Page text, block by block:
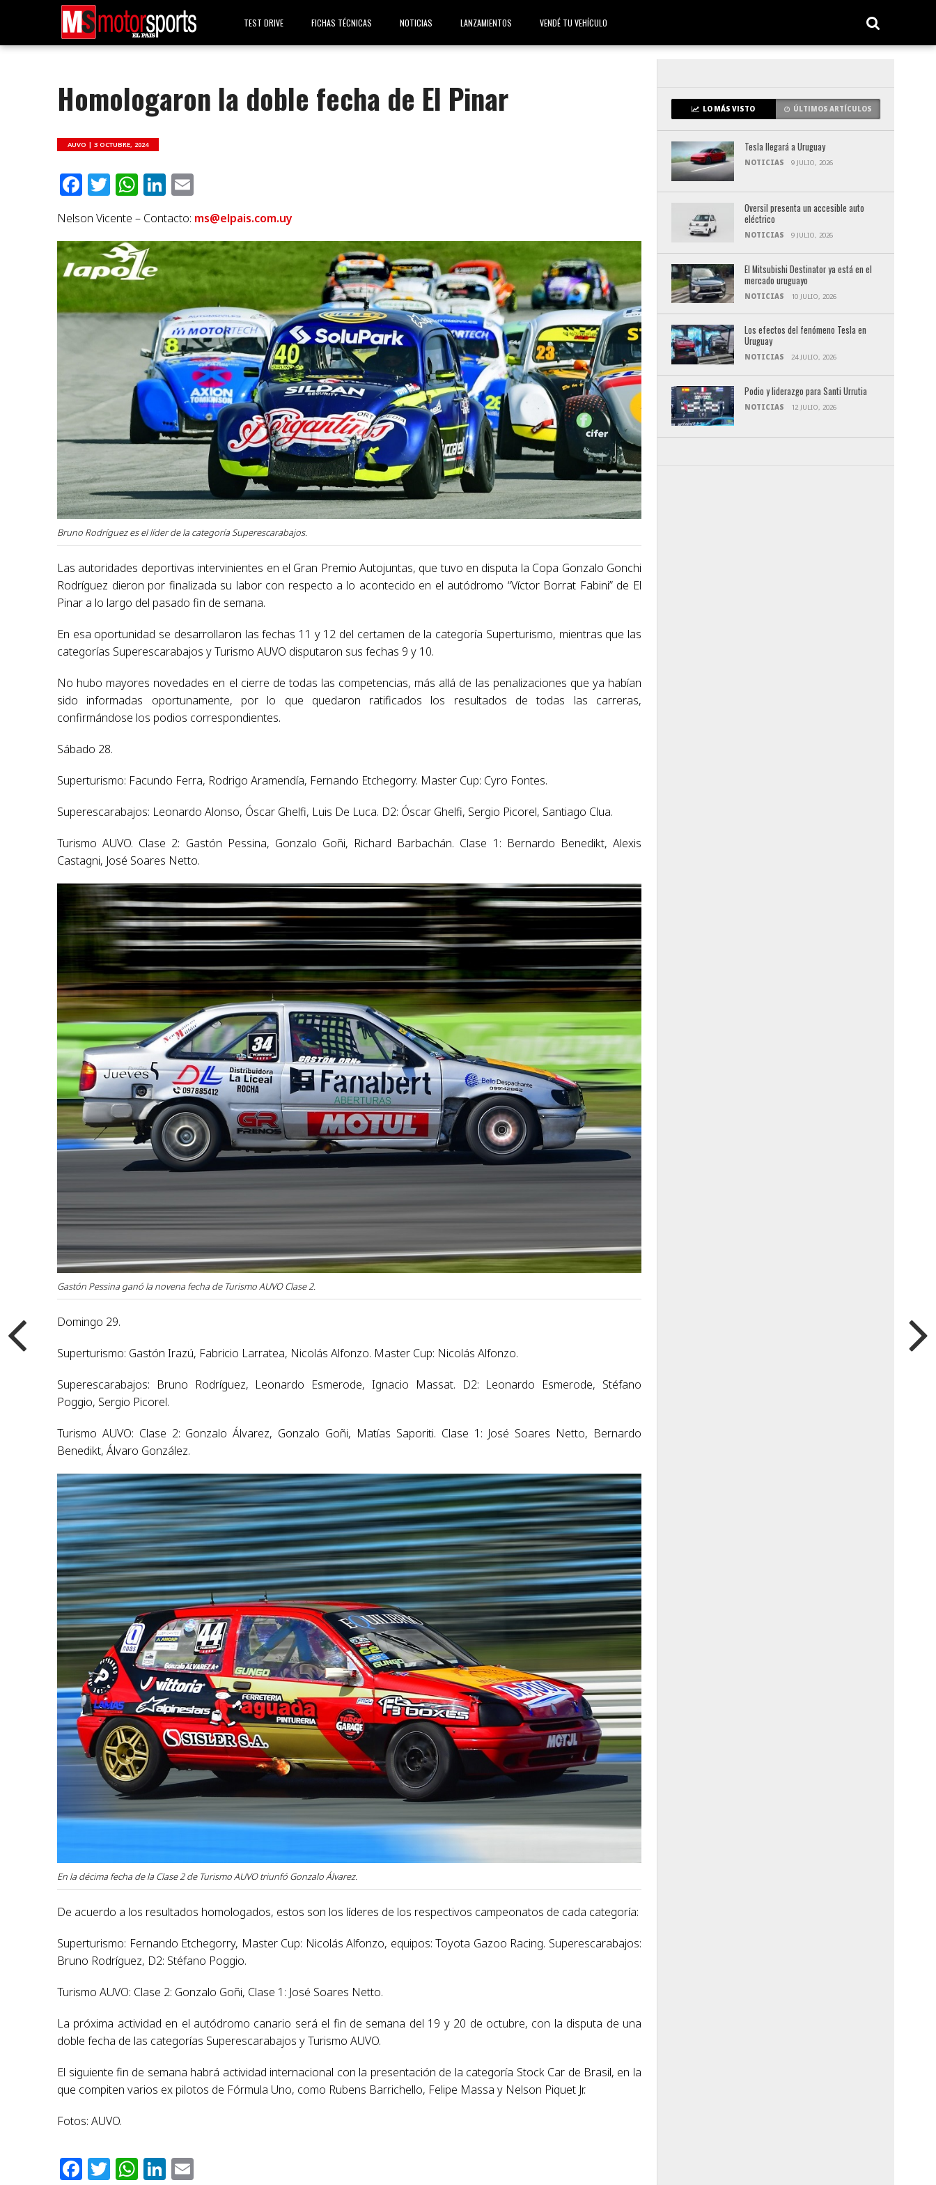
TEST DRIVE FICHAS TÉCNICAS NOTICIAS LANZAMIENTOS VENDÉ TU VEHÍCULO
Homologaron la doble fecha de El Pinar
AUVO |3 OCTUBRE, 2024
Facebook
Twitter
WhatsApp
LinkedIn
Nelson Vicente – Contacto: ms@elpais.com.uy
Bruno Rodríguez es el líder de la categoría Superescarabajos.
Las autoridades deportivas intervinientes en el Gran Premio Autojuntas, que tuvo en disputa la Copa Gonzalo Gonchi
Rodríguez dieron por finalizada su labor con respecto a lo acontecido en el autódromo “Víctor Borrat Fabini” de El
Pinar a lo largo del pasado fin de semana.
En esa oportunidad se desarrollaron las fechas 11 y 12 del certamen de la categoría Superturismo, mientras que las
categorías Superescarabajos y Turismo AUVO disputaron sus fechas 9 y 10.
No hubo mayores novedades en el cierre de todas las competencias, más allá de las penalizaciones que ya habían
sido informadas oportunamente, por lo que quedaron ratificados los resultados de todas las carreras,
confirmándose los podios correspondientes.
Sábado 28.
Superturismo: Facundo Ferra, Rodrigo Aramendía, Fernando Etchegorry. Master Cup: Cyro Fontes.
Superescarabajos: Leonardo Alonso, Óscar Ghelfi, Luis De Luca. D2: Óscar Ghelfi, Sergio Picorel, Santiago Clua.
Turismo AUVO. Clase 2: Gastón Pessina, Gonzalo Goñi, Richard Barbachán. Clase 1: Bernardo Benedikt, Alexis
Castagni, José Soares Netto.
Gastón Pessina ganó la novena fecha de Turismo AUVO Clase 2.
Domingo 29.
Superturismo: Gastón Irazú, Fabricio Larratea, Nicolás Alfonzo. Master Cup: Nicolás Alfonzo.
Superescarabajos: Bruno Rodríguez, Leonardo Esmerode, Ignacio Massat. D2: Leonardo Esmerode, Stéfano
Poggio, Sergio Picorel.
Turismo AUVO: Clase 2: Gonzalo Álvarez, Gonzalo Goñi, Matías Saporiti. Clase 1: José Soares Netto, Bernardo
Benedikt, Álvaro González.
En la décima fecha de la Clase 2 de Turismo AUVO triunfó Gonzalo Álvarez.
De acuerdo a los resultados homologados, estos son los líderes de los respectivos campeonatos de cada categoría:
Superturismo: Fernando Etchegorry, Master Cup: Nicolás Alfonzo, equipos: Toyota Gazoo Racing. Superescarabajos:
Bruno Rodríguez, D2: Stéfano Poggio.
Turismo AUVO: Clase 2: Gonzalo Goñi, Clase 1: José Soares Netto.
La próxima actividad en el autódromo canario será el fin de semana del 19 y 20 de octubre, con la disputa de una
doble fecha de las categorías Superescarabajos y Turismo AUVO.
El siguiente fin de semana habrá actividad internacional con la presentación de la categoría Stock Car de Brasil, en la
que compiten varios ex pilotos de Fórmula Uno, como Rubens Barrichello, Felipe Massa y Nelson Piquet Jr.
Fotos: AUVO.
Facebook
Twitter
WhatsApp
LinkedIn
LO MÁS VISTO ÚLTIMOS ARTÍCULOS
Tesla llegará a Uruguay
NOTICIAS 9 JULIO, 2026
Oversil presenta un accesible auto
eléctrico
NOTICIAS 9 JULIO, 2026
El Mitsubishi Destinator ya está en el
mercado uruguayo
NOTICIAS 10 JULIO, 2026
Los efectos del fenómeno Tesla en
Uruguay
NOTICIAS 24 JULIO, 2026
Podio y liderazgo para Santi Urrutia
NOTICIAS 12 JULIO, 2026